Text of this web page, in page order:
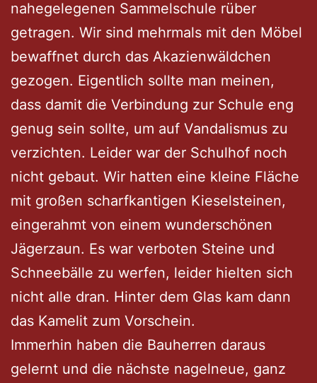
nahegelegenen Sammelschule rüber
getragen. Wir sind mehrmals mit den Möbel
bewaffnet durch das Akazienwäldchen
gezogen. Eigentlich sollte man meinen,
dass damit die Verbindung zur Schule eng
genug sein sollte, um auf Vandalismus zu
verzichten. Leider war der Schulhof noch
nicht gebaut. Wir hatten eine kleine Fläche
mit großen scharfkantigen Kieselsteinen,
eingerahmt von einem wunderschönen
Jägerzaun. Es war verboten Steine und
Schneebälle zu werfen, leider hielten sich
nicht alle dran. Hinter dem Glas kam dann
das Kamelit zum Vorschein.
Immerhin haben die Bauherren daraus
gelernt und die nächste nagelneue, ganz